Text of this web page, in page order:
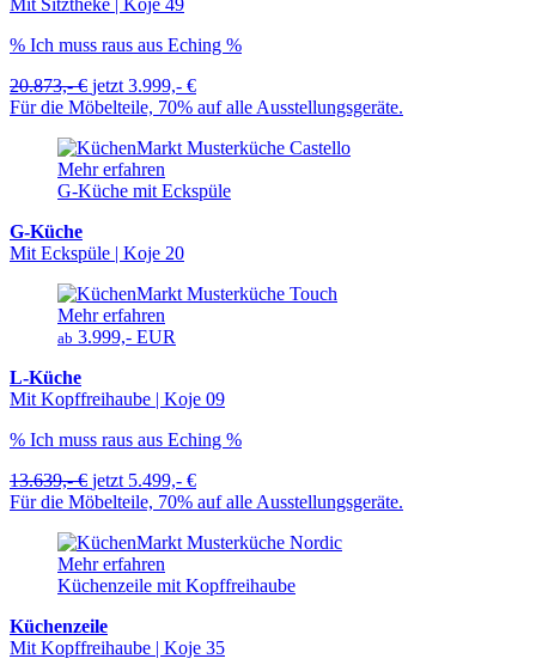
Mit Sitztheke | Koje 49
% Ich muss raus aus Eching %
20.873,- € jetzt 3.999,- €
Für die Möbelteile, 70% auf alle Ausstellungsgeräte.
Mehr erfahren
G-Küche mit Eckspüle
G-Küche
Mit Eckspüle | Koje 20
Mehr erfahren
ab 3.999,- EUR
L-Küche
Mit Kopffreihaube | Koje 09
% Ich muss raus aus Eching %
13.639,- € jetzt 5.499,- €
Für die Möbelteile, 70% auf alle Ausstellungsgeräte.
Mehr erfahren
Küchenzeile mit Kopffreihaube
Küchenzeile
Mit Kopffreihaube | Koje 35